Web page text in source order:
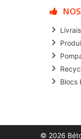
Blocs
© 2026